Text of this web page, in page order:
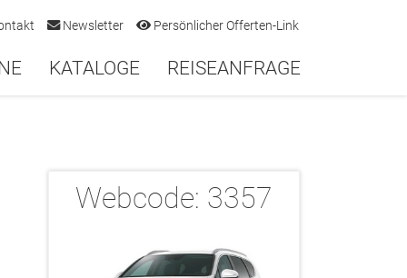
Newsletter Persönlicher Offerten-Link
KATALOGE REISEANFRAGE
Webcode: 3357